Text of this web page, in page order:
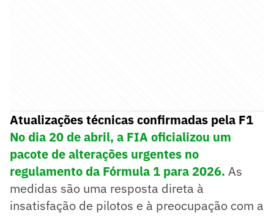
Atualizações técnicas confirmadas pela F1
No dia 20 de abril, a FIA oficializou um
pacote de alterações urgentes no
regulamento da Fórmula 1 para 2026. As
medidas são uma resposta direta à
insatisfação de pilotos e à preocupação com a